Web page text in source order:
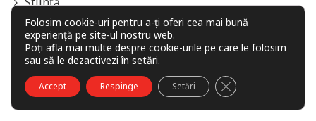
Știri
TGIFF
Traduceri
Folosim cookie-uri pentru a-ți oferi cea mai bună
experiență pe site-ul nostru web.
Poți afla mai multe despre cookie-urile pe care le folosim
sau să le dezactivezi în setări.
Accept Respinge Setări CLOSE GDPR